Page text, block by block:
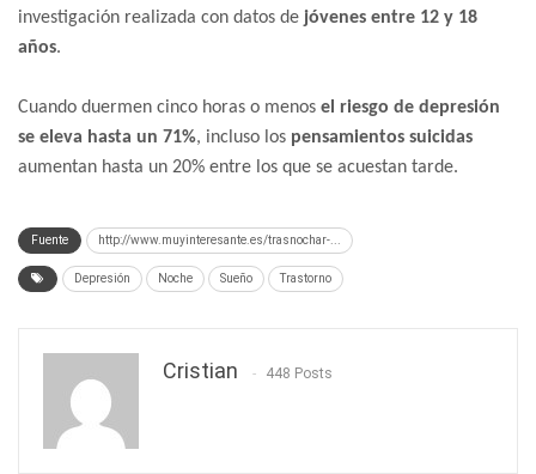
investigación realizada con datos de jóvenes entre 12 y 18
años.
Cuando duermen cinco horas o menos el riesgo de depresión
se eleva hasta un 71%, incluso los pensamientos suicidas
aumentan hasta un 20% entre los que se acuestan tarde.
Fuente http://www.muyinteresante.es/trasnochar-...
Depresión Noche Sueño Trastorno
Cristian 448 Posts